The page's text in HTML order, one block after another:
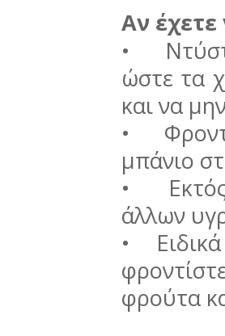
Aν
•
ώστε τα
και να
•
μπάνιο
• Εκτός
άλλων
• Ειδικά
φρούτα